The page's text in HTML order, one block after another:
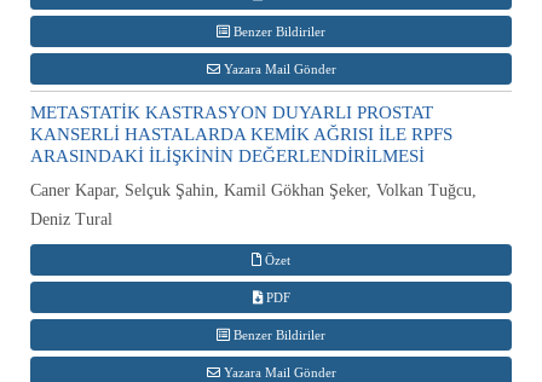
Benzer Bildiriler
Yazara Mail Gönder
METASTATİK KASTRASYON DUYARLI PROSTAT
KANSERLİ HASTALARDA KEMİK AĞRISI İLE RPFS
ARASINDAKİ İLİŞKİNİN DEĞERLENDİRİLMESİ
Caner Kapar, Selçuk Şahin, Kamil Gökhan Şeker, Volkan Tuğcu,
Deniz Tural
Özet
PDF
Benzer Bildiriler
Yazara Mail Gönder